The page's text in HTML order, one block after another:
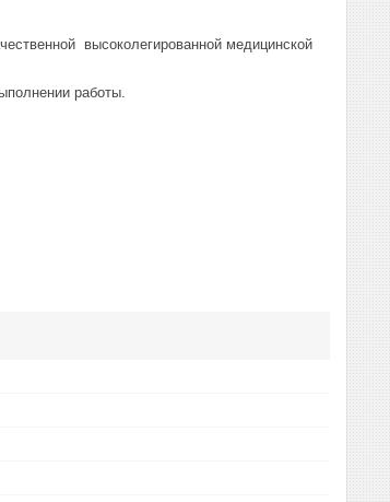
высоколегированной медицинской
работы.